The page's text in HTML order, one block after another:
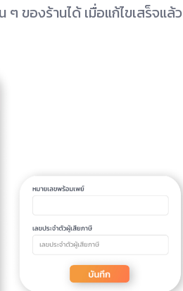
ๆ ของร้านได้ เมื่อแก้ไขเสร็จแล้ว